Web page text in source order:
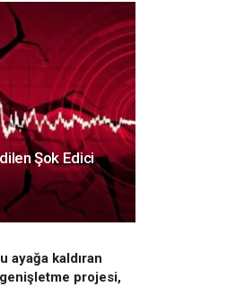
Şok Edici
ayağa kaldıran
projesi,